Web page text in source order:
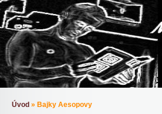
Úvod » Bajky Aesopovy